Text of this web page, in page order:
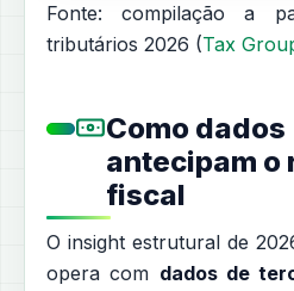
Fonte: compilação a
tributários 2026 (Tax
Como dados
antecipam o
fiscal
O insight estrutural de
opera com dados de